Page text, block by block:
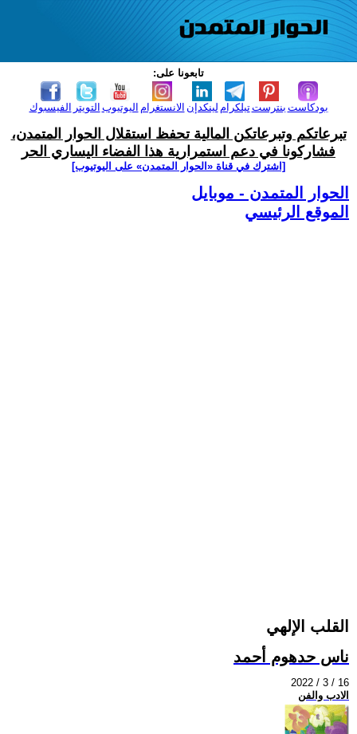
تابعونا على:
الفيسبوك التويتر اليوتيوب الانستغرام لينكدإن تيلكرامبنترست بودكاست
تبرعاتكم وتبرعاتكن المالية تحفظ استقلال الحوار المتمدن،
فشاركونا في دعم استمرارية هذا الفضاء اليساري الحر
[اشترك في قناة ‫«الحوار المتمدن» على اليوتيوب]
الحوار المتمدن - موبايل
الموقع الرئيسي
القلب الإلهي
ناس حدهوم أحمد
2022 / 3 / 16
الادب والفن